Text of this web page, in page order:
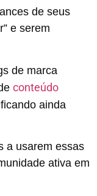
de seus
e serem
de marca
conteúdo
ainda
a usarem essas
ativa em